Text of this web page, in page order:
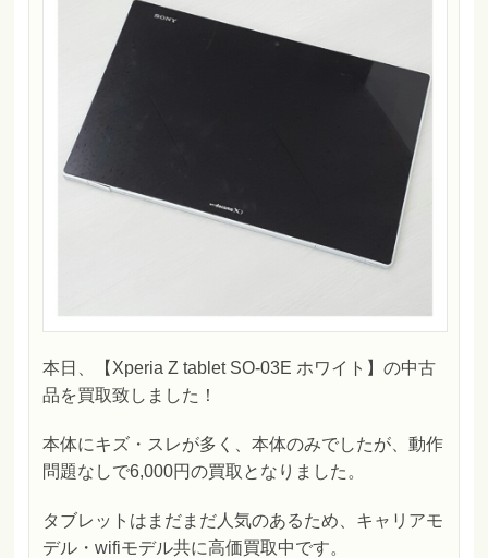
本日、【Xperia Z tablet SO-03E ホワイト】の中古
品を買取致しました！
本体にキズ・スレが多く、本体のみでしたが、動作
問題なしで6,000円の買取となりました。
タブレットはまだまだ人気のあるため、キャリアモ
デル・wifiモデル共に高価買取中です。